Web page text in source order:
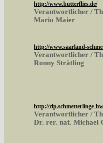
http://www.butterflies.de/
Verantwortlicher /
Mario Maier
http://www.saarland-
Verantwortlicher /
Ronny Strätling
http://rlp.schmetterlinge-
Verantwortlicher /
Dr. rer. nat. Michael